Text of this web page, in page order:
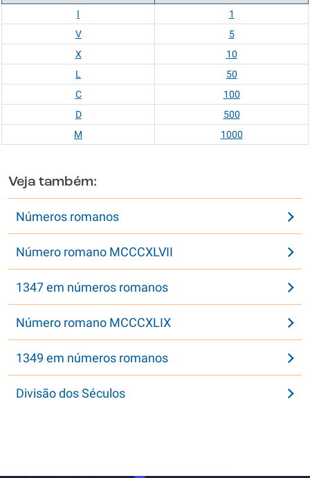
I
1
V
5
X
10
L
50
C
100
D
500
M
1000
Veja também:
Números romanos
Número romano MCCCXLVII
1347 em números romanos
Número romano MCCCXLIX
1349 em números romanos
Divisão dos Séculos